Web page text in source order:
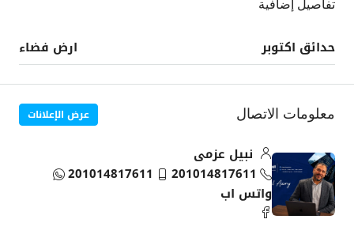
تفاصيل إضافية
حدائق اكتوبر ارض فضاء
معلومات الاتصال عرض الإعلانات
نبيل عزمى
201014817611
201014817611
واتس اب